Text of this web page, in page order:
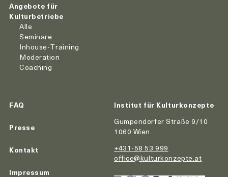
Angebote für
Kulturbetriebe
Alle
Seminare
Inhouse-Training
Moderation
Coaching
FAQ
Presse
Kontakt
Impressum
Institut für Kulturkonzepte
Gumpendorfer Straße 9/10
1060 Wien
+431-58 53 999
office@kulturkonzepte.at